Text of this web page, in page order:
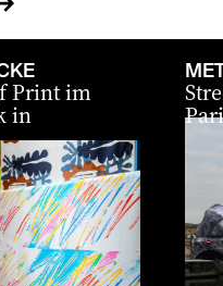
Print im
in